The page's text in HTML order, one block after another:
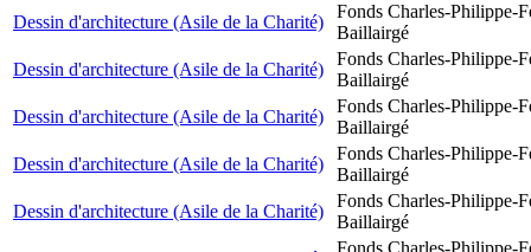
Dessin d'architecture (Asile de la Charité)
Fonds Charles-Philippe-
Baillairgé
Dessin d'architecture (Asile de la Charité)
Fonds Charles-Philippe-
Baillairgé
Dessin d'architecture (Asile de la Charité)
Fonds Charles-Philippe-
Baillairgé
Dessin d'architecture (Asile de la Charité)
Fonds Charles-Philippe-
Baillairgé
Dessin d'architecture (Asile de la Charité)
Fonds Charles-Philippe-
Baillairgé
Fonds Charles-Philippe-